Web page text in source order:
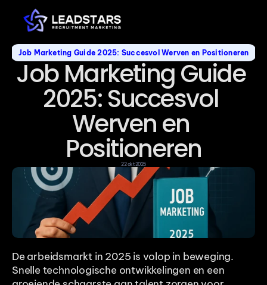
Job Marketing Guide 2025: Succesvol Werven en Positioneren
Job Marketing Guide
2025: Succesvol
Werven en
Positioneren
22 okt 2025
De arbeidsmarkt in 2025 is volop in beweging.
Snelle technologische ontwikkelingen en een